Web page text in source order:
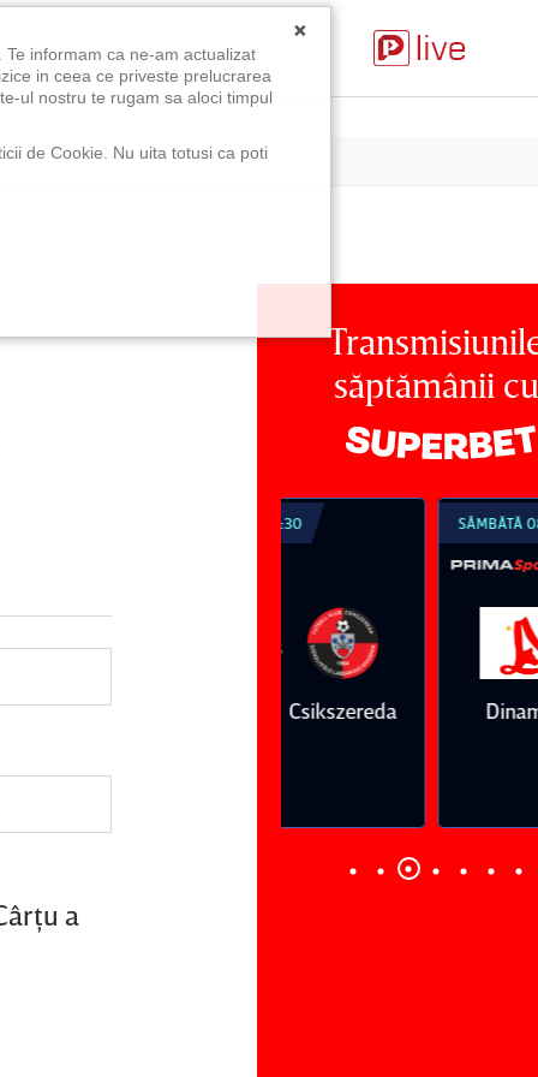
a
săptămânii cu
Farul
Vs
SÂMBĂTĂ 08 AUG, 21:30
Dinamo FC
×
informam ca ne-am actualizat
in ceea ce priveste prelucrarea
ul nostru te rugam sa aloci timpul
de Cookie. Nu uita totusi ca poti